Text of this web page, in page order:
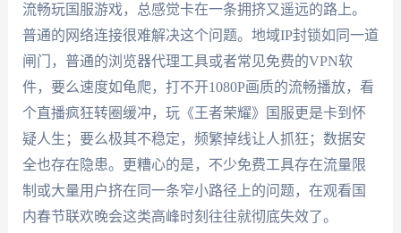
流畅玩国服游戏，总感觉卡在一条拥挤又遥远的路上。
普通的网络连接很难解决这个问题。地域IP封锁如同一道
闸门，普通的浏览器代理工具或者常见免费的VPN软
件，要么速度如龟爬，打不开1080P画质的流畅播放，看
个直播疯狂转圈缓冲，玩《王者荣耀》国服更是卡到怀
疑人生；要么极其不稳定，频繁掉线让人抓狂；数据安
全也存在隐患。更糟心的是，不少免费工具存在流量限
制或大量用户挤在同一条窄小路径上的问题，在观看国
内春节联欢晚会这类高峰时刻往往就彻底失效了。